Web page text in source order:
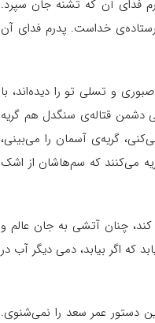
فدای آن که تشنه جان سپرد.
خداست. پدرم فدای آن
و تسلی تو را دیده‌اند، با
دشمن قتاله‌ی سنگدل هم گریه
گریه‌ی آسمان را می‌بینی،
می‌کنند که سم‌هاشان از اشک
چنان آتشی به جان عالم و
که اگر بیابد، دمی دیگر آب در
دستور عمر سعد را نمی‌شنوی.